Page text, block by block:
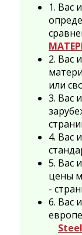
1. Вас
2. Вас
или
3. Вас
4. Вас
5. Вас
цены
-
6. Вас